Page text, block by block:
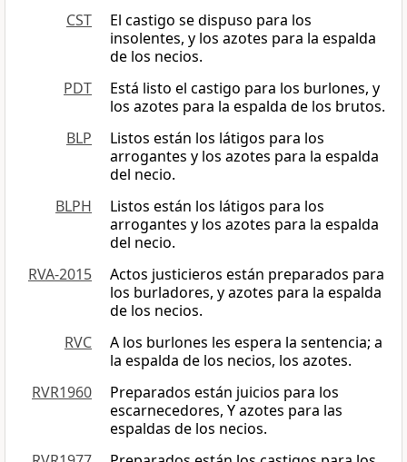
CST
El castigo se dispuso para los
insolentes, y los azotes para la espalda
de los necios.
PDT
Está listo el castigo para los burlones, y
los azotes para la espalda de los brutos.
BLP
Listos están los látigos para los
arrogantes y los azotes para la espalda
del necio.
BLPH
Listos están los látigos para los
arrogantes y los azotes para la espalda
del necio.
RVA-2015
Actos justicieros están preparados para
los burladores, y azotes para la espalda
de los necios.
RVC
A los burlones les espera la sentencia; a
la espalda de los necios, los azotes.
RVR1960
Preparados están juicios para los
escarnecedores, Y azotes para las
espaldas de los necios.